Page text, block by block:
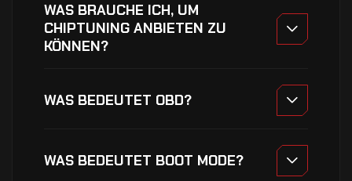
WAS BRAUCHE ICH, UM
CHIPTUNING ANBIETEN ZU
KÖNNEN?
WAS BEDEUTET OBD?
WAS BEDEUTET BOOT MODE?